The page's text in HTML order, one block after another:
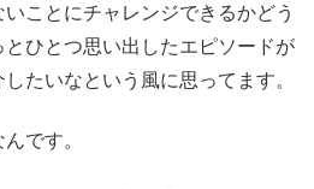
ことにチャレンジできるかどう
ひとつ思い出したエピソードが
たいなという風に思ってます。
です。